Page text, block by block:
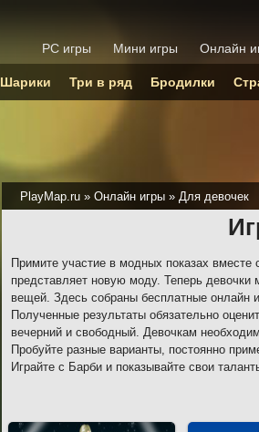
PlayMap.ru » Онлайн игры » Для девочек
Примите участие в модных показах
представляет новую моду. Теперь девочки
вещей. Здесь собраны бесплатные онлайн
Полученные результаты обязательно
вечерний и свободный. Девочкам
Пробуйте разные варианты, постоянно
Играйте с Барби и показывайте свои
PC игры Мини игры Онлайн
Шарики Три в ряд Бродилки